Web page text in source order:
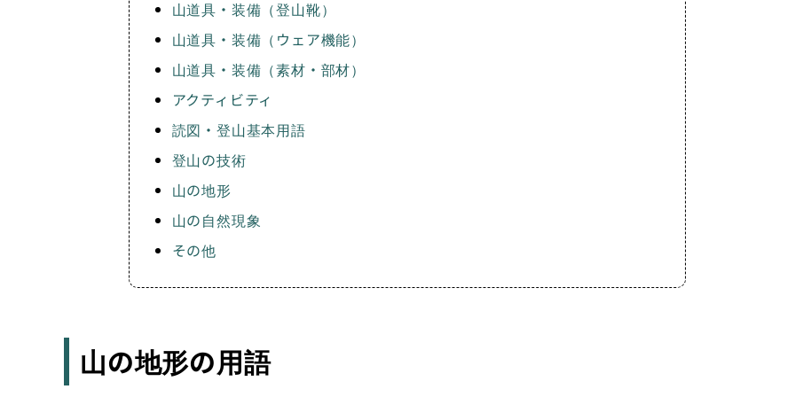
山道具・装備（登山靴）
山道具・装備（ウェア機能）
山道具・装備（素材・部材）
アクティビティ
読図・登山基本用語
登山の技術
山の地形
山の自然現象
その他
山の地形の用語